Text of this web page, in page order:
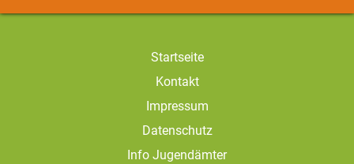
Startseite
Kontakt
Impressum
Datenschutz
Info Jugendämter